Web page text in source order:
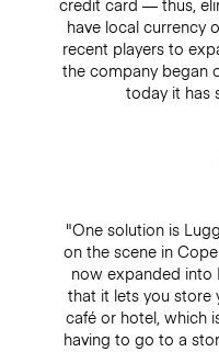
credit card — thus,
have local currency
recent players to
the company began
today it has
"One solution is
on the scene in
now expanded into
that it lets you store
café or hotel, which
having to go to a